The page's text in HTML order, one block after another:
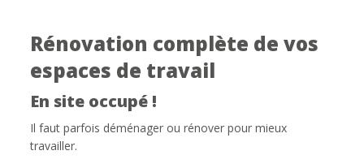
Rénovation complète de vos
espaces de travail
En site occupé !
Il faut parfois déménager ou rénover pour mieux
travailler.